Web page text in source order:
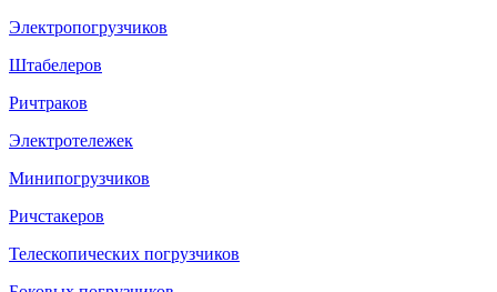
Электропогрузчиков
Штабелеров
Ричтраков
Электротележек
Минипогрузчиков
Ричстакеров
Телескопических погрузчиков